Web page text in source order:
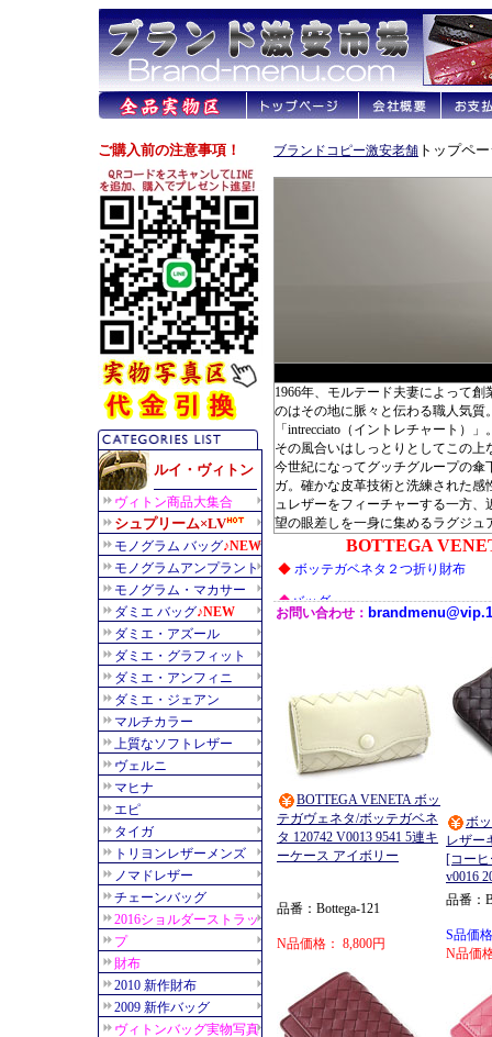
ブランドコピー激安老舗 トップペ
1966年、モルテード夫妻によって
のはその地に脈々と伝わる職人気質
「intrecciato（イントレチャート）
その風合いはしっとりとしてこの
今世紀になってグッチグループの
ガ。確かな皮革技術と洗練された
ュレザーをフィーチャーする一方
望の眼差しを一身に集めるラグジュ
BOTTEGA VENETA ボッ
テガヴェネタ/ボッテガベネ
タ 120742 V0013 9541 5連キ
ーケース アイボリー
ボ
レザー
[コー
v0016
品番：Bottega-121
N品価格： 8,800円
品番：
S品価
N品価